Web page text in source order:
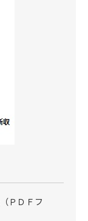
（ＰＤＦフ